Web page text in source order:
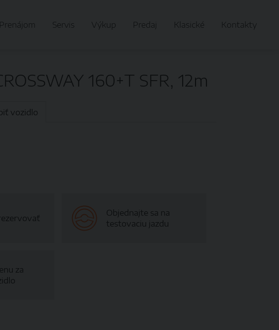
Prenájom Servis Výkup Predaj Klasické Kontakty
160+T SFR, 12m
vozidlo
Objednajte sa na
testovaciu jazdu
za